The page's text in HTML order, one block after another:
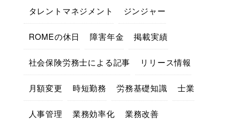
タレントマネジメント ジンジャー
ROMEの休日 障害年金 掲載実績
社会保険労務士による記事 リリース情報
月額変更 時短勤務 労務基礎知識 士業
人事管理 業務効率化 業務改善